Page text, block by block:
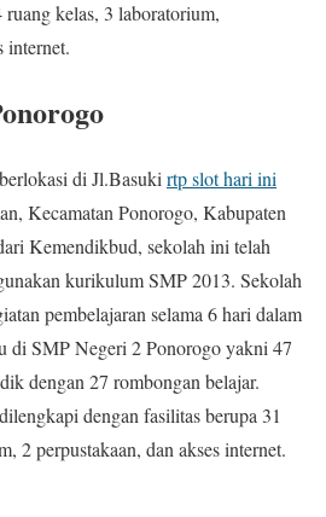
kelas, 3 laboratorium,
internet.
di Jl.Basukirtp slot hari ini
Kecamatan Ponorogo, Kabupaten
Kemendikbud, sekolah ini telah
kurikulum SMP 2013. Sekolah
pembelajaran selama 6 hari dalam
di SMP Negeri 2 Ponorogo yakni 47
dengan 27 rombongan belajar.
dengan fasilitas berupa 31
2 perpustakaan, dan akses internet.